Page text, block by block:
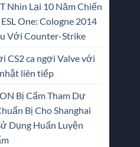
Nhìn Lại 10 Năm Chiến
One: Cologne 2014
Với Counter-Strike
CS2 ca ngợi Valve với
liên tiếp
Bị Cấm Tham Dự
Bị Cho Shanghai
Dụng Huấn Luyện